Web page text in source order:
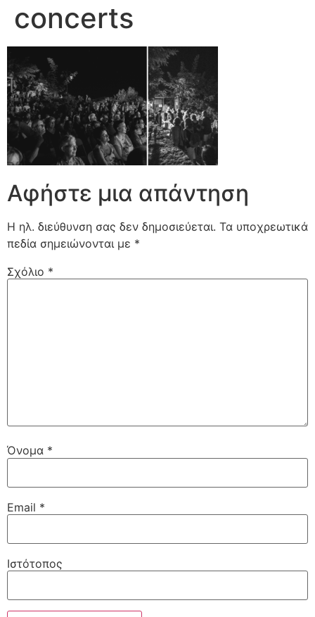
concerts
Αφήστε μια απάντηση
Η ηλ. διεύθυνση σας δεν δημοσιεύεται. Τα υποχρεωτικά
πεδία σημειώνονται με *
Σχόλιο *
Όνομα *
Email *
Ιστότοπος